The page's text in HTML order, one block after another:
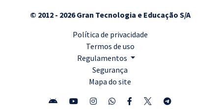
© 2012 - 2026 Gran Tecnologia e Educação S/A
Política de privacidade
Termos de uso
Regulamentos
Segurança
Mapa do site